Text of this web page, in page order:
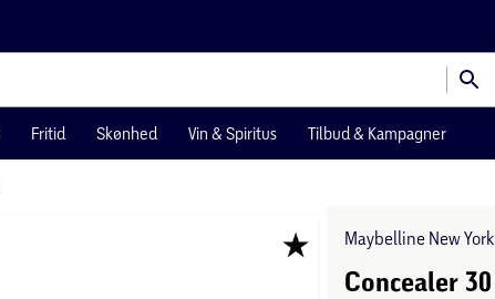
Fritid Skønhed Vin & Spiritus Tilbud & Kampagner
Maybelline New York
Concealer 30